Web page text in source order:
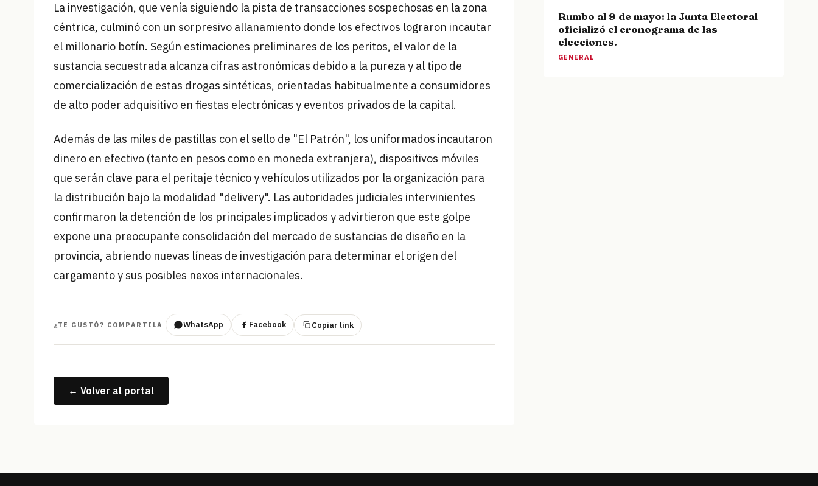
La investigación, que venía siguiendo la pista de transacciones sospechosas en la zona
céntrica, culminó con un sorpresivo allanamiento donde los efectivos lograron incautar
el millonario botín. Según estimaciones preliminares de los peritos, el valor de la
sustancia secuestrada alcanza cifras astronómicas debido a la pureza y al tipo de
comercialización de estas drogas sintéticas, orientadas habitualmente a consumidores
de alto poder adquisitivo en fiestas electrónicas y eventos privados de la capital.
Además de las miles de pastillas con el sello de "El Patrón", los uniformados incautaron
dinero en efectivo (tanto en pesos como en moneda extranjera), dispositivos móviles
que serán clave para el peritaje técnico y vehículos utilizados por la organización para
la distribución bajo la modalidad "delivery". Las autoridades judiciales intervinientes
confirmaron la detención de los principales implicados y advirtieron que este golpe
expone una preocupante consolidación del mercado de sustancias de diseño en la
provincia, abriendo nuevas líneas de investigación para determinar el origen del
cargamento y sus posibles nexos internacionales.
¿TE GUSTÓ? COMPARTILA WhatsApp Facebook Copiar link
← Volver al portal
Rumbo al 9 de mayo: la Junta Electoral
oficializó el cronograma de las
elecciones.
GENERAL